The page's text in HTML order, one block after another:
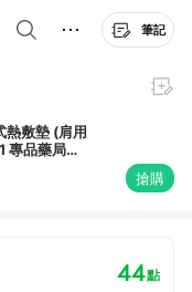
筆記
敷墊 (肩用
專品藥局
搶購
44點